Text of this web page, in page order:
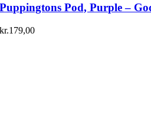
Puppingtons Pod, Purple –
kr.179,00